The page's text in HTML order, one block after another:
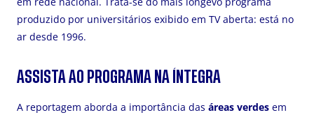
produzido por universitários exibido em TV aberta: está no
ar desde 1996.
ASSISTA AO PROGRAMA NA ÍNTEGRA
A reportagem aborda a importância das áreas verdes em